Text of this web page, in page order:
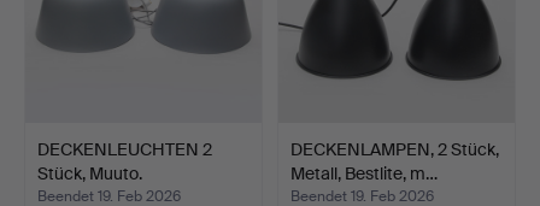
DECKENLEUCHTEN 2
Stück, Muuto.
Beendet 19. Feb 2026
DECKENLAMPEN, 2 Stück,
Metall, Bestlite, m…
Beendet 19. Feb 2026